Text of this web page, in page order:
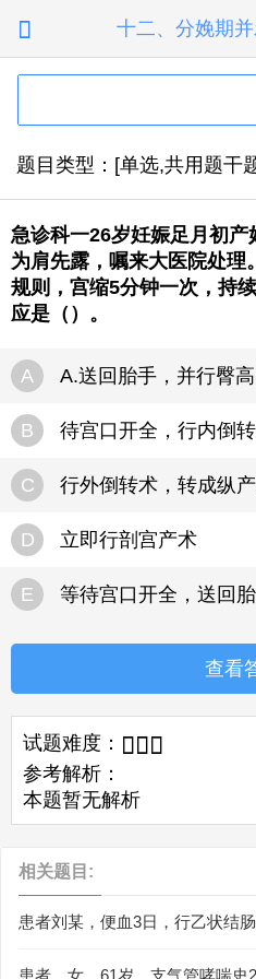
 十二、分娩期
题目类型：[单选,共用题干
急诊科一26岁妊娠足月初
为肩先露，嘱来大医院处理
规则，宫缩5分钟一次，持
应是（）。
A A.送回胎手，并行臀
B 待宫口开全，行内倒
C 行外倒转术，转成纵
D 立即行剖宫产术
E 等待宫口开全，送回
查看
试题难度：   
参考解析：
本题暂无解析
相关题目:
患者刘某，便血3日，行乙状结
患者，女，61岁，支气管哮喘史